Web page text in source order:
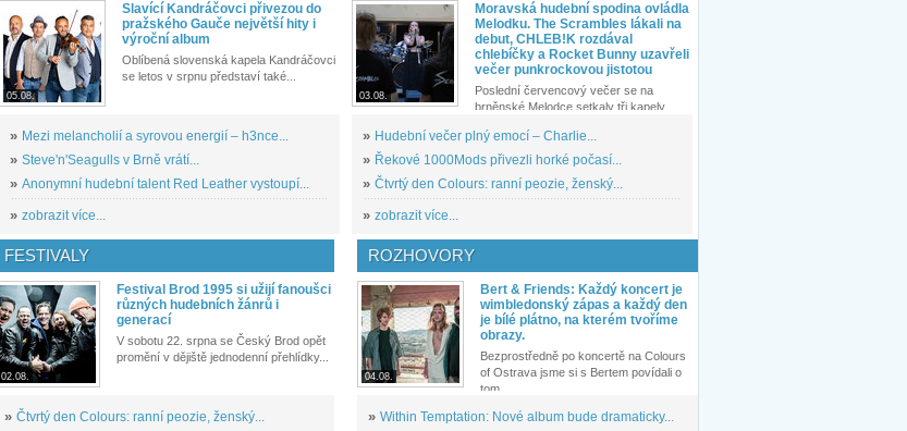
05.08.
Slavící Kandráčovci přivezou do
pražského Gauče největší hity i
výroční album
Oblíbená slovenská kapela Kandráčovci
se letos v srpnu představí také...
» Mezi melancholií a syrovou energií – h3nce...
» Steve'n'Seagulls v Brně vrátí...
» Anonymní hudební talent Red Leather vystoupí...
» zobrazit více...
03.08.
Moravská hudební spodina ovládla
Melodku. The Scrambles lákali na
debut, CHLEB!K rozdával
chlebíčky a Rocket Bunny uzavřeli
večer punkrockovou jistotou
Poslední červencový večer se na
brněnské Melodce setkaly tři kapely...
» Hudební večer plný emocí – Charlie...
» Řekové 1000Mods přivezli horké počasí...
» Čtvrtý den Colours: ranní peozie, ženský...
» zobrazit více...
FESTIVALY
02.08.
Festival Brod 1995 si užijí fanoušci
různých hudebních žánrů i
generací
V sobotu 22. srpna se Český Brod opět
promění v dějiště jednodenní přehlídky...
» Čtvrtý den Colours: ranní peozie, ženský...
ROZHOVORY
04.08.
Bert & Friends: Každý koncert je
wimbledonský zápas a každý den
je bílé plátno, na kterém tvoříme
obrazy.
Bezprostředně po koncertě na Colours
of Ostrava jsme si s Bertem povídali o
tom,...
» Within Temptation: Nové album bude dramaticky...